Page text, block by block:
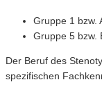
Gruppe 1 bzw.
Gruppe 5 bzw.
Der Beruf des
spezifischen